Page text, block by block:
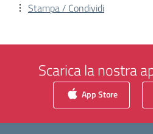
Stampa / Condividi
Scarica la nostra
App Store